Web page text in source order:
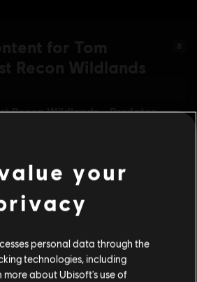
your
personal data through the
technologies, including
more about Ubisoft's use of